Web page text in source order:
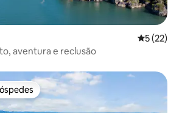
5 de uma
5 (22)
aventura e reclusão
dos hóspedes